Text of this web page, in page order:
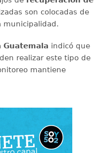
son colocadas de
municipalidad.
indicó que
realizar este tipo de
mantiene